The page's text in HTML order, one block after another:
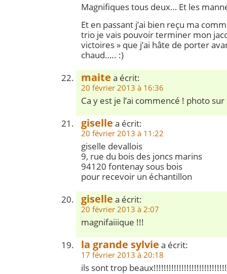
Magnifiques tous deux… Et les
Et en passant j’ai bien reçu ma
trio je vais pouvoir terminer mon
victoires » que j’ai hâte de porter
chaud….. :)
maite a écrit:
20 février 2013 à 16:36
Ca y est je l’ai commencé ! photo
giselle a écrit:
20 février 2013 à 11:22
giselle devallois
9, rue du bois des joncs marins
94120 fontenay sous bois
pour recevoir un échantillon
giselle a écrit:
20 février 2013 à 2:07
magnifaiiique !!!
la grande sylvie a écrit:
17 février 2013 à 20:18
ils sont trop